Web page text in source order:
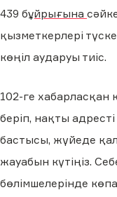
439 бұйрығына
қызметкерлері
көңіл аударуы тиіс.
102-ге хабарласқан
беріп, нақты
бастысы, жүйеде
жауабын күтіңіз.
бөлімшелерінде